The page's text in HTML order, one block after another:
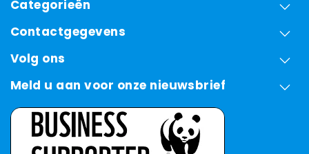
Categorieën
Contactgegevens
Volg ons
Meld u aan voor onze nieuwsbrief